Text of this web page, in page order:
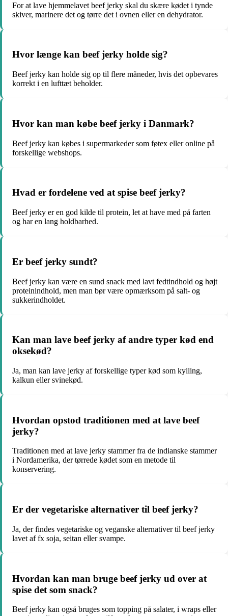
For at lave hjemmelavet beef jerky skal du skære kødet i tynde
skiver, marinere det og tørre det i ovnen eller en dehydrator.
Hvor længe kan beef jerky holde sig?
Beef jerky kan holde sig op til flere måneder, hvis det opbevares
korrekt i en lufttæt beholder.
Hvor kan man købe beef jerky i Danmark?
Beef jerky kan købes i supermarkeder som føtex eller online på
forskellige webshops.
Hvad er fordelene ved at spise beef jerky?
Beef jerky er en god kilde til protein, let at have med på farten
og har en lang holdbarhed.
Er beef jerky sundt?
Beef jerky kan være en sund snack med lavt fedtindhold og højt
proteinindhold, men man bør være opmærksom på salt- og
sukkerindholdet.
Kan man lave beef jerky af andre typer kød end
oksekød?
Ja, man kan lave jerky af forskellige typer kød som kylling,
kalkun eller svinekød.
Hvordan opstod traditionen med at lave beef
jerky?
Traditionen med at lave jerky stammer fra de indianske stammer
i Nordamerika, der tørrede kødet som en metode til
konservering.
Er der vegetariske alternativer til beef jerky?
Ja, der findes vegetariske og veganske alternativer til beef jerky
lavet af fx soja, seitan eller svampe.
Hvordan kan man bruge beef jerky ud over at
spise det som snack?
Beef jerky kan også bruges som topping på salater, i wraps eller